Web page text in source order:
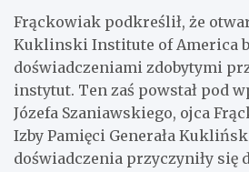
Frąckowiak podkreślił, że
Kuklinski Institute of America
doświadczeniami zdobytymi
instytut. Ten zaś powstał pod
Józefa Szaniawskiego, ojca
Izby Pamięci Generała
doświadczenia przyczyniły się